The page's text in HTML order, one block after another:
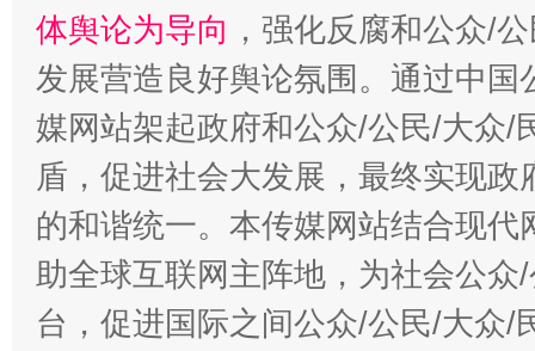
体舆论为导向 ，强化反腐和公众/
发展营造良好舆论氛围。通过中
媒网站架起政府和公众/公民/大众/
盾，促进社会大发展，最终实现
的和谐统一。本传媒网站结合现
助全球互联网主阵地，为社会公
台，促进国际之间公众/公民/大众/